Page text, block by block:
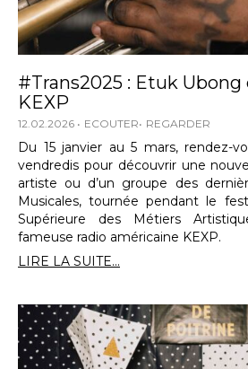
#Trans2025 : Etuk Ubong
KEXP
12.02.2026 ECOUTER REGARDER
Du 15 janvier au 5 mars, rendez-
vendredis pour découvrir une
artiste ou d’un groupe des
Musicales, tournée pendant le
Supérieure des Métiers
fameuse radio américaine KEXP.
LIRE LA SUITE...